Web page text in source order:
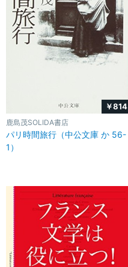
￥814
鹿島茂SOLIDA書店
パリ時間旅行（中公文庫 か 56-
1）